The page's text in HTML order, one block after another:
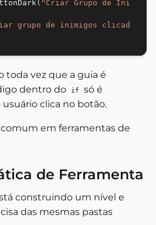
( "Criar Grupo de Ini
grupo de inimigos clicad
toda vez que a guia é
dentro do
if
só é
clica no botão.
em ferramentas de
de Ferramenta
construindo um nível e
das mesmas pastas